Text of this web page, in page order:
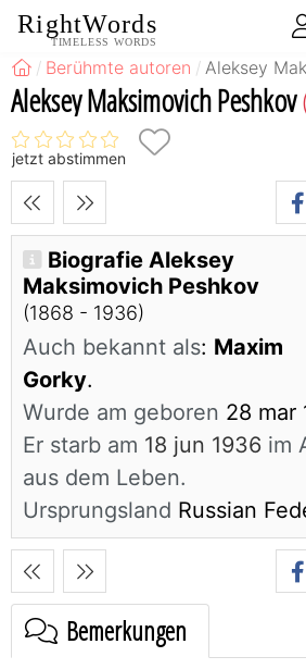
RightWords
TIMELESS WORDS
Berühmte autoren Aleksey
Aleksey Maksimovich Peshkov
jetzt abstimmen
Biografie Aleksey
Maksimovich Peshkov
(1868 - 1936)
Auch bekannt als: Maxim
Gorky.
Wurde am geboren 28 mar
Er starb am 18 jun 1936 im
aus dem Leben.
Ursprungsland Russian
Bemerkungen